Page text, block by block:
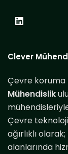
Clever
Çevre
Mühendislik
Çevre
ağırlıklı
alanlarında